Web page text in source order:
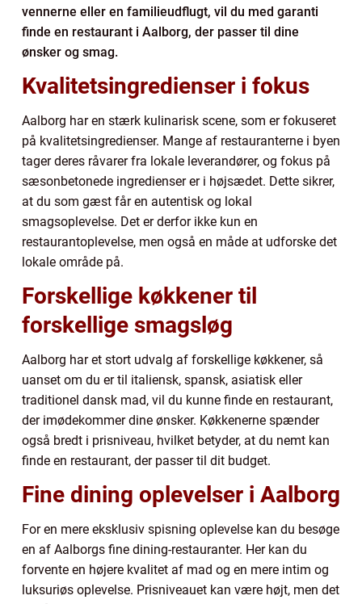
vennerne eller en familieudflugt, vil du med garanti
finde en restaurant i Aalborg, der passer til dine
ønsker og smag.
Kvalitetsingredienser i fokus
Aalborg har en stærk kulinarisk scene, som er fokuseret
på kvalitetsingredienser. Mange af restauranterne i byen
tager deres råvarer fra lokale leverandører, og fokus på
sæsonbetonede ingredienser er i højsædet. Dette sikrer,
at du som gæst får en autentisk og lokal
smagsoplevelse. Det er derfor ikke kun en
restaurantoplevelse, men også en måde at udforske det
lokale område på.
Forskellige køkkener til
forskellige smagsløg
Aalborg har et stort udvalg af forskellige køkkener, så
uanset om du er til italiensk, spansk, asiatisk eller
traditionel dansk mad, vil du kunne finde en restaurant,
der imødekommer dine ønsker. Køkkenerne spænder
også bredt i prisniveau, hvilket betyder, at du nemt kan
finde en restaurant, der passer til dit budget.
Fine dining oplevelser i Aalborg
For en mere eksklusiv spisning oplevelse kan du besøge
en af Aalborgs fine dining-restauranter. Her kan du
forvente en højere kvalitet af mad og en mere intim og
luksuriøs oplevelse. Prisniveauet kan være højt, men det